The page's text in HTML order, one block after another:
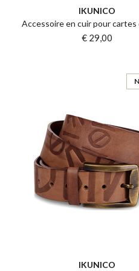
IKUNICO
Accessoire en cuir pour cartes
€ 29,00
IKUNICO